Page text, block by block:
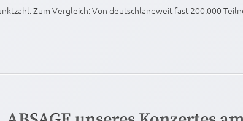
Zum Vergleich: Von deutschlandweit fast 200.000